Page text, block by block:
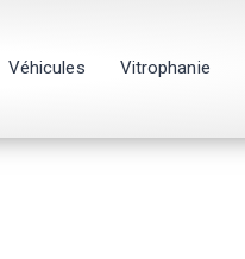
Véhicules Vitrophanie